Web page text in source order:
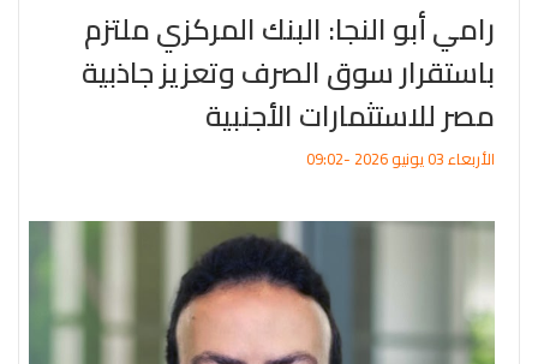
رامي أبو النجا: البنك المركزي ملتزم
باستقرار سوق الصرف وتعزيز جاذبية
مصر للاستثمارات الأجنبية
الأربعاء 03 يونيو 2026 -09:02